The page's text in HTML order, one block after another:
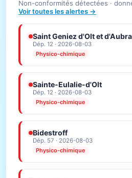
Non-conformités détectées ·
Voir toutes les alertes →
Saint Geniez d'Olt et
Dép. 12 · 2026-08-03
Physico-chimique
Sainte-Eulalie-d'Olt
Dép. 12 · 2026-08-03
Physico-chimique
Bidestroff
Dép. 57 · 2026-08-03
Physico-chimique